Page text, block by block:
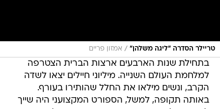
טריילר הסדרה "ליגה משלהן" / אמזון פריים
בתחילת שנות הארבעים ארצות הברית הצטרפה
למלחמת העולם השנייה. מיליוני חיילים יצאו לשדה
הקרב, ונשים מילאו את החלל שהותירו בעורף.
באותה תקופה, למשל, הספורט המקצועני היה שייך